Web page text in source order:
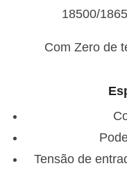
18500/
Com Zero de
Tensão de